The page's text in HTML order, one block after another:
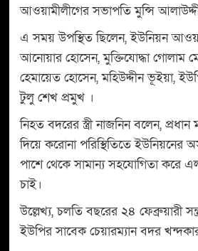
আওয়ামীলীগের সভাপতি মুন্সি
এ সময় উপস্থিত ছিলেন, ইউনিয়ন
আনোয়ার হোসেন, মুক্তিযোদ্ধা গোলাম
হেমায়েত হোসেন, মহিউদ্দীন ভূইয়া,
টুলু শেখ প্রমুখ ।
নিহত বদরের স্ত্রী নাজনিন বলেন, প্রধান
দিয়ে করোনা পরিস্থিতিতে ইউনিয়নের
পাশে থেকে সামান্য সহযোগিতা করে
চাই।
উল্লেখ্য, চলতি বছরের ২৪ ফেব্রুয়ারী
ইউপির সাবেক চেয়ারম্যান বদর